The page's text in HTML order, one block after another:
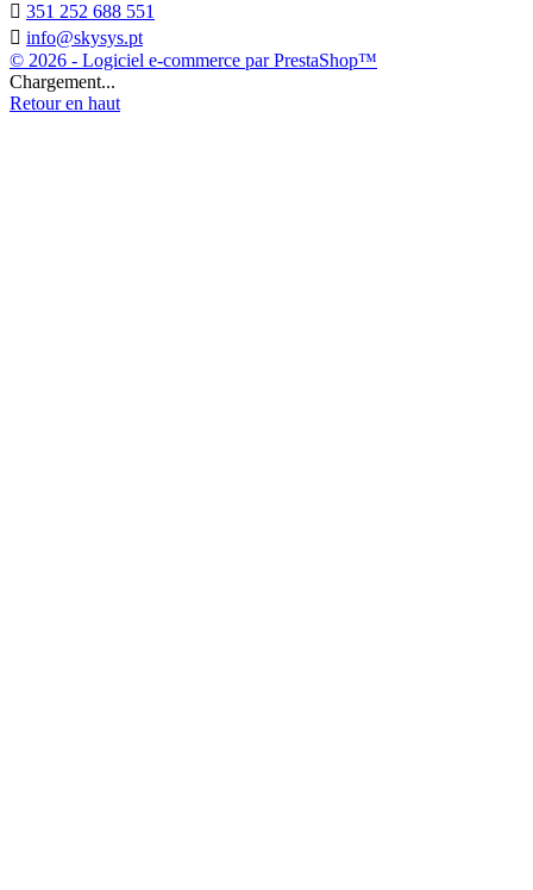
 351 252 688 551
 info@skysys.pt
© 2026 - Logiciel e-commerce par PrestaShop™
Chargement...
Retour en haut